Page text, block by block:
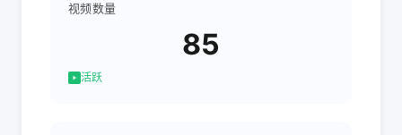
视频数量
85
活跃